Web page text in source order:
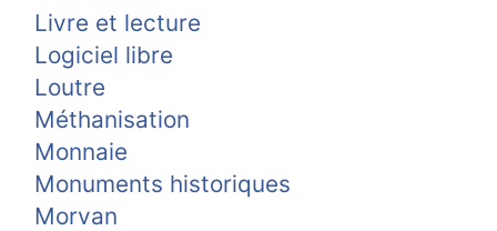
Livre et lecture
Logiciel libre
Loutre
Méthanisation
Monnaie
Monuments historiques
Morvan